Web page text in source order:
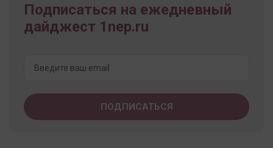
Подписаться на ежедневный
дайджест 1nep.ru